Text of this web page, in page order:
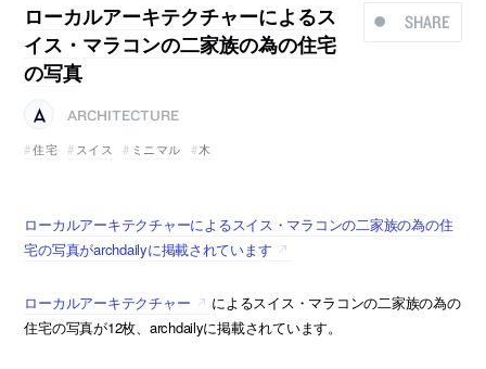
SHARE
ローカルアーキテクチャーによるス
イス・マラコンの二家族の為の住宅
の写真
ARCHITECTURE
住宅
スイス ミニマル 木
ローカルアーキテクチャーによるスイス・マラコンの二家族の為の住
宅の写真がarchdailyに掲載されています
ローカルアーキテクチャー
によるスイス・マラコンの二家族の為の
住宅の写真が12枚、archdailyに掲載されています。